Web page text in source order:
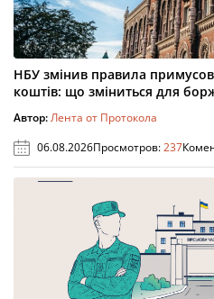
НБУ змінив правила
коштів: що зміниться для
Автор:Лента от Протокола
06.08.2026Просмотров:237